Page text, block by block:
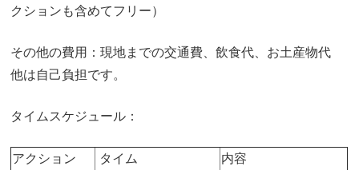
クションも含めてフリー）
その他の費用：現地までの交通費、飲食代、お土産物代
他は自己負担です。
タイムスケジュール：
アクション タイム 内容